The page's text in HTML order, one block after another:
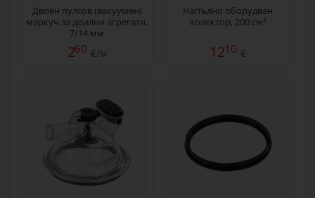
Двоен пулсов (вакуумен)
маркуч за доилни агрегати,
7/14 мм
260 €/м
Напълно оборудван
колектор, 200 см³
1210 €